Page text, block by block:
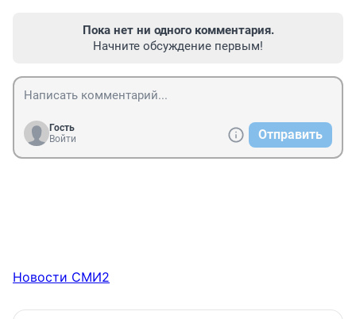
Пока нет ни одного комментария.
Начните обсуждение первым!
Гость
Войти
Отправить
Новости СМИ2